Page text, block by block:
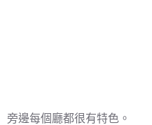
旁邊每個廳都很有特色。